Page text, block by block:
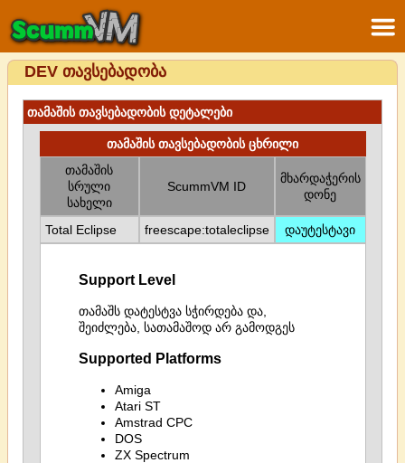
DEV თავსებადობა
თამაშის თავსებადობის დეტალები
თამაშის თავსებადობის ცხრილი
თამაშის
სრული
სახელი
ScummVM ID
მხარდაჭერის
დონე
Total Eclipse freescape:totaleclipse დაუტესტავი
Support Level
თამაშს დატესტვა სჭირდება და,
შეიძლება, სათამაშოდ არ გამოდგეს
Supported Platforms
Amiga
Atari ST
Amstrad CPC
DOS
ZX Spectrum